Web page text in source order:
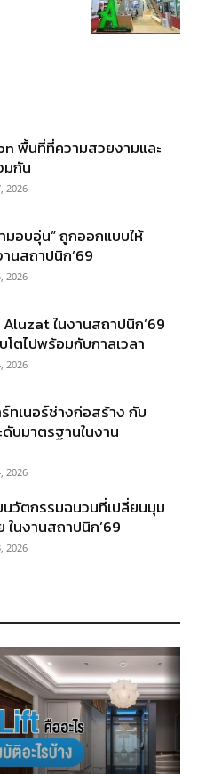
พื้นที่ที่ความสวยงามและ
มกัน
2026
มอบอุ่น” ถูกออกแบบให้
นสถาปนิก’69
2026
ในงานสถาปนิก’69
โตไปพร้อมกับกาลเวลา
2026
ทเนอร์ช่างก่อสร้าง กับ
บมาตรฐานในงาน
2026
นวัตกรรมฉนวนที่เปลี่ยนมุม
นงานสถาปนิก’69
2026